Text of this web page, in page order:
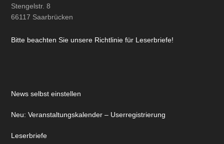
Stengelstr. 8
66117 Saarbrücken
Bitte beachten Sie unsere Richtlinie für Leserbriefe!
News selbst einstellen
Neu: Veranstaltungskalender – Userregistrierung
Leserbriefe